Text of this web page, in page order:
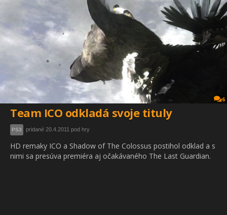
6
Team ICO odkladá svoje tituly
PS3 pridané 20.4.2011 pod hry
HD remaky ICO a Shadow of The Colossus postihol odklad a s
nimi sa presúva premiéra aj očakávaného The Last Guardian.